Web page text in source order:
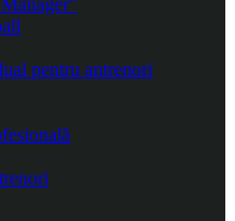
pentru antrenori